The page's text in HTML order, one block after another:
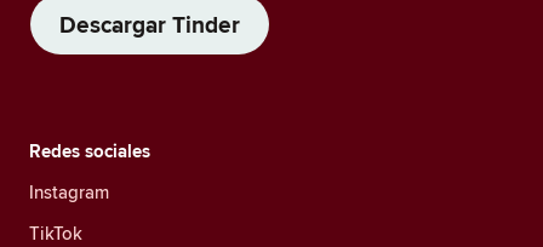
Descargar Tinder
Redes sociales
Instagram
TikTok